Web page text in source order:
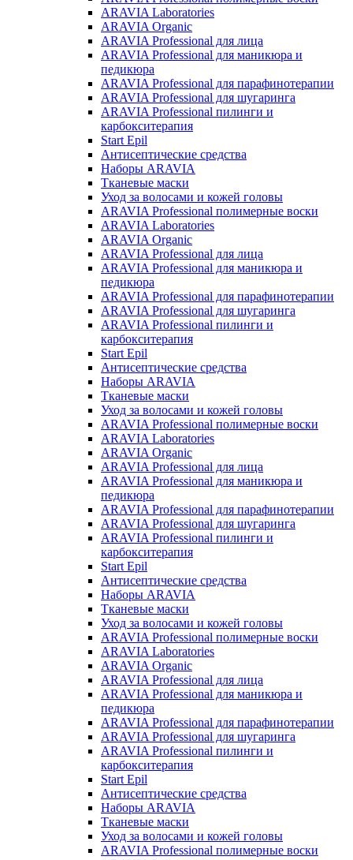
ARAVIA Laboratories
ARAVIA Organic
ARAVIA Professional для лица
ARAVIA Professional для маникюра и
педикюра
ARAVIA Professional для парафинотерапии
ARAVIA Professional для шугаринга
ARAVIA Professional пилинги и
карбокситерапия
Start Epil
Антисептические средства
Наборы ARAVIA
Тканевые маски
Уход за волосами и кожей головы
ARAVIA Professional полимерные воски
ARAVIA Laboratories
ARAVIA Organic
ARAVIA Professional для лица
ARAVIA Professional для маникюра и
педикюра
ARAVIA Professional для парафинотерапии
ARAVIA Professional для шугаринга
ARAVIA Professional пилинги и
карбокситерапия
Start Epil
Антисептические средства
Наборы ARAVIA
Тканевые маски
Уход за волосами и кожей головы
ARAVIA Professional полимерные воски
ARAVIA Laboratories
ARAVIA Organic
ARAVIA Professional для лица
ARAVIA Professional для маникюра и
педикюра
ARAVIA Professional для парафинотерапии
ARAVIA Professional для шугаринга
ARAVIA Professional пилинги и
карбокситерапия
Start Epil
Антисептические средства
Наборы ARAVIA
Тканевые маски
Уход за волосами и кожей головы
ARAVIA Professional полимерные воски
ARAVIA Laboratories
ARAVIA Organic
ARAVIA Professional для лица
ARAVIA Professional для маникюра и
педикюра
ARAVIA Professional для парафинотерапии
ARAVIA Professional для шугаринга
ARAVIA Professional пилинги и
карбокситерапия
Start Epil
Антисептические средства
Наборы ARAVIA
Тканевые маски
Уход за волосами и кожей головы
ARAVIA Professional полимерные воски